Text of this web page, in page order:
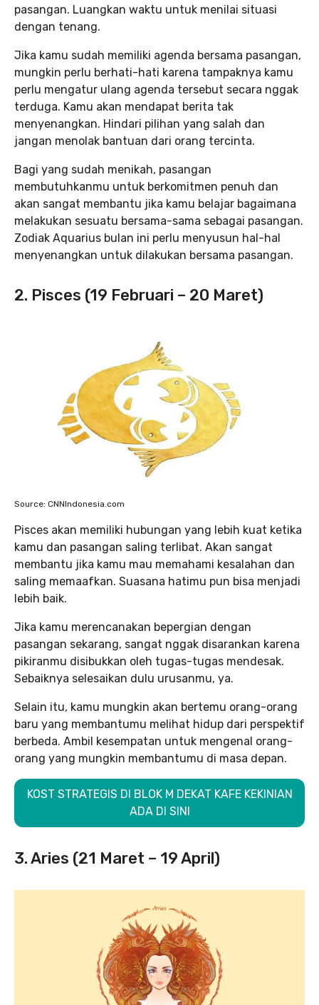
pasangan. Luangkan waktu untuk menilai situasi
dengan tenang.
Jika kamu sudah memiliki agenda bersama pasangan,
mungkin perlu berhati-hati karena tampaknya kamu
perlu mengatur ulang agenda tersebut secara nggak
terduga. Kamu akan mendapat berita tak
menyenangkan. Hindari pilihan yang salah dan
jangan menolak bantuan dari orang tercinta.
Bagi yang sudah menikah, pasangan
membutuhkanmu untuk berkomitmen penuh dan
akan sangat membantu jika kamu belajar bagaimana
melakukan sesuatu bersama-sama sebagai pasangan.
Zodiak Aquarius bulan ini perlu menyusun hal-hal
menyenangkan untuk dilakukan bersama pasangan.
2. Pisces (19 Februari – 20 Maret)
Source: CNNIndonesia.com
Pisces akan memiliki hubungan yang lebih kuat ketika
kamu dan pasangan saling terlibat. Akan sangat
membantu jika kamu mau memahami kesalahan dan
saling memaafkan. Suasana hatimu pun bisa menjadi
lebih baik.
Jika kamu merencanakan bepergian dengan
pasangan sekarang, sangat nggak disarankan karena
pikiranmu disibukkan oleh tugas-tugas mendesak.
Sebaiknya selesaikan dulu urusanmu, ya.
Selain itu, kamu mungkin akan bertemu orang-orang
baru yang membantumu melihat hidup dari perspektif
berbeda. Ambil kesempatan untuk mengenal orang-
orang yang mungkin membantumu di masa depan.
KOST STRATEGIS DI BLOK M DEKAT KAFE KEKINIAN
ADA DI SINI
3. Aries (21 Maret – 19 April)